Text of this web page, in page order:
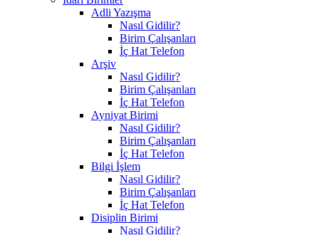
Adli Yazışma
Nasıl Gidilir?
Birim Çalışanları
İç Hat Telefon
Arşiv
Nasıl Gidilir?
Birim Çalışanları
İç Hat Telefon
Ayniyat Birimi
Nasıl Gidilir?
Birim Çalışanları
İç Hat Telefon
Bilgi İşlem
Nasıl Gidilir?
Birim Çalışanları
İç Hat Telefon
Disiplin Birimi
Nasıl Gidilir?